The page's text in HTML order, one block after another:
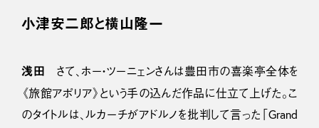
小津安二郎と横山隆一
浅田 さて、ホー・ツーニェンさんは豊田市の喜楽亭全体を
《旅館アポリア》という手の込んだ作品に仕立て上げた。こ
のタイトルは、ルカーチがアドルノを批判して言った「Grand